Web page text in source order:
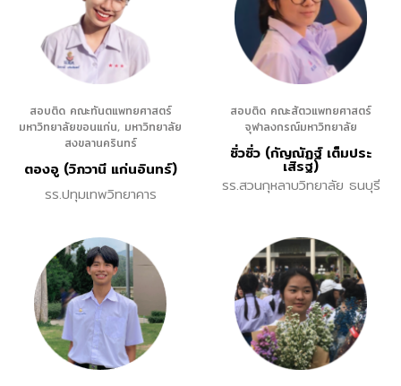
สอบติด คณะทันตแพทยศาสตร์
มหาวิทยาลัยขอนแก่น, มหาวิทยาลัย
สงขลานครินทร์
ตองอู (วิภวานี แก่นอินทร์)
รร.ปทุมเทพวิทยาคาร
สอบติด คณะสัตวแพทยศาสตร์
จุฬาลงกรณ์มหาวิทยาลัย
ซิ่วซิ่ว (กัญณัฏฐ์ เต็มประ
เสิรฐ)
รร.สวนกุหลาบวิทยาลัย ธนบุรี